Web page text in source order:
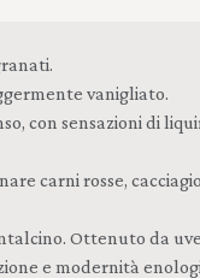
vanigliato.
con sensazioni di
carni rosse,
Ottenuto da
e modernità